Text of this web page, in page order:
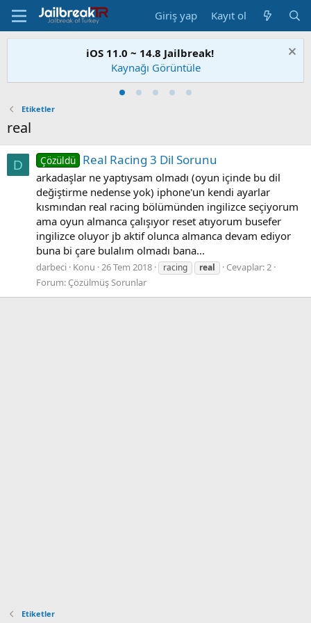
Giriş yap Kayıt ol
iOS 11.0 ~ 14.8 Jailbreak!
Kaynağı Görüntüle
Etiketler
real
D Çözüldü Real Racing 3 Dil Sorunu
arkadaşlar ne yaptıysam olmadı (oyun içinde bu dil
değiştirme nedense yok) iphone'un kendi ayarlar
kısmından real racing bölümünden ingilizce seçiyorum
ama oyun almanca çalışıyor reset atıyorum busefer
ingilizce oluyor jb aktif olunca almanca devam ediyor
buna bi çare bulalım olmadı bana...
darbeci Konu 26 Tem 2018 racing real
Cevaplar: 2
Forum: Çözülmüş Sorunlar
Etiketler